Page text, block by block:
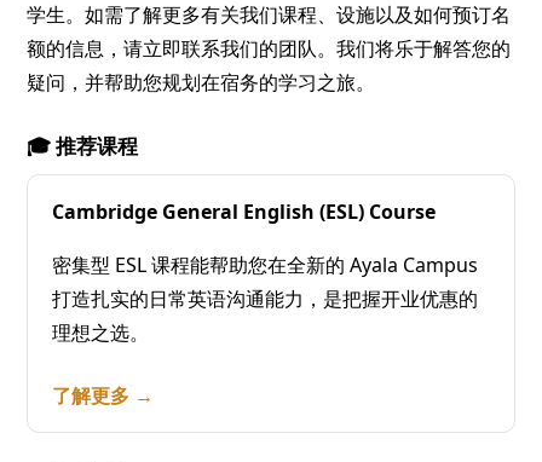
学生。如需了解更多有关我们课程、设施以及如何预订名
额的信息，请立即联系我们的团队。我们将乐于解答您的
疑问，并帮助您规划在宿务的学习之旅。
🎓 推荐课程
Cambridge General English (ESL) Course
密集型 ESL 课程能帮助您在全新的 Ayala Campus
打造扎实的日常英语沟通能力，是把握开业优惠的
理想之选。
了解更多 →